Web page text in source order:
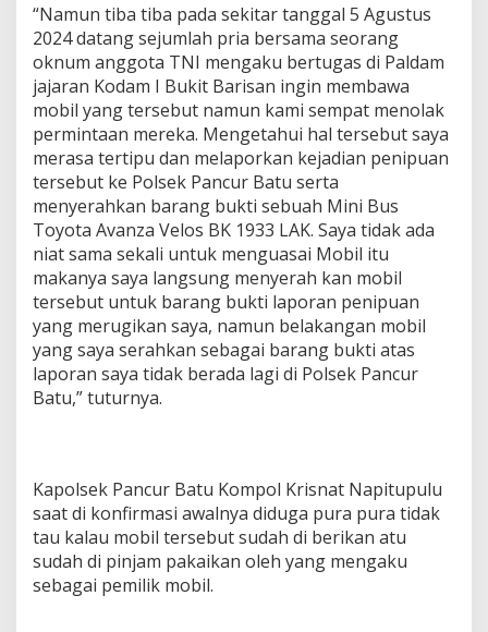
“Namun tiba tiba pada sekitar tanggal 5 Agustus
2024 datang sejumlah pria bersama seorang
oknum anggota TNI mengaku bertugas di Paldam
jajaran Kodam I Bukit Barisan ingin membawa
mobil yang tersebut namun kami sempat menolak
permintaan mereka. Mengetahui hal tersebut saya
merasa tertipu dan melaporkan kejadian penipuan
tersebut ke Polsek Pancur Batu serta
menyerahkan barang bukti sebuah Mini Bus
Toyota Avanza Velos BK 1933 LAK. Saya tidak ada
niat sama sekali untuk menguasai Mobil itu
makanya saya langsung menyerah kan mobil
tersebut untuk barang bukti laporan penipuan
yang merugikan saya, namun belakangan mobil
yang saya serahkan sebagai barang bukti atas
laporan saya tidak berada lagi di Polsek Pancur
Batu,” tuturnya.
Kapolsek Pancur Batu Kompol Krisnat Napitupulu
saat di konfirmasi awalnya diduga pura pura tidak
tau kalau mobil tersebut sudah di berikan atu
sudah di pinjam pakaikan oleh yang mengaku
sebagai pemilik mobil.